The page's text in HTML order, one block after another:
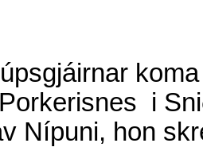
i
Nípuni, hon